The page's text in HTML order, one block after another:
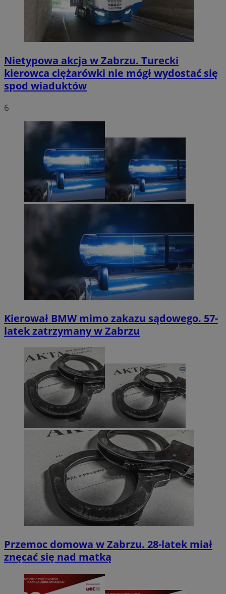
Nietypowa akcja w Zabrzu. Turecki
kierowca ciężarówki nie mógł wydostać się
spod wiaduktów
6
Kierował BMW mimo zakazu sądowego. 57-
latek zatrzymany w Zabrzu
Przemoc domowa w Zabrzu. 28-latek miał
znęcać się nad matką